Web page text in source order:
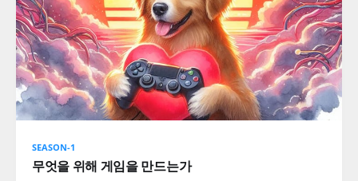
SEASON-1
무엇을 위해 게임을 만드는가